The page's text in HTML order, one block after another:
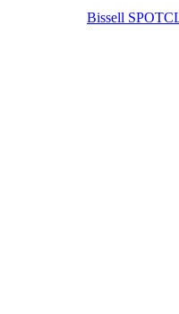
Bissell